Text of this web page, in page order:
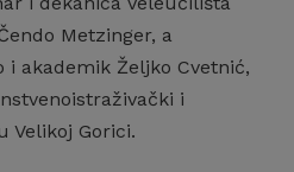
Metzinger, a
i akademik Željko Cvetnić,
i
Velikoj Gorici.